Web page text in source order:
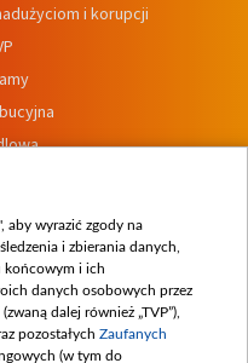
i korupcji
aby wyrazić zgody na
i zbierania danych,
końcowym i ich
danych osobowych przez
dalej również „TVP”),
pozostałych Zaufanych
(w tym do